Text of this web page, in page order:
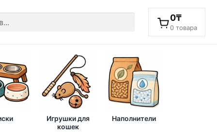
0₸
0 товара
Игрушки для
кошек
Наполнители